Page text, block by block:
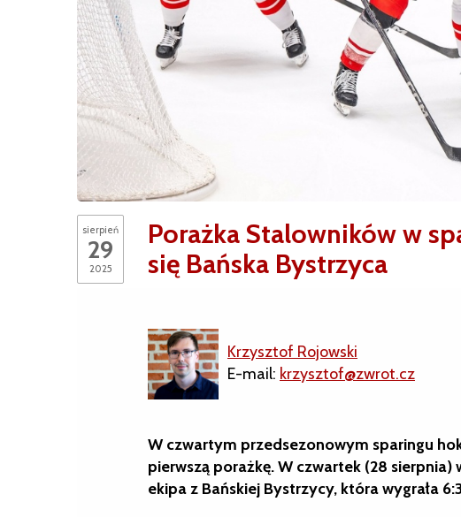
sierpień
29
2025
Porażka Stalowników w
się Bańska Bystrzyca
Krzysztof Rojowski
E-mail: krzysztof@zwrot.cz
W czwartym przedsezonowym sparingu
pierwszą porażkę. W czwartek (28 sierpnia)
ekipa z Bańskiej Bystrzycy, która wygrała